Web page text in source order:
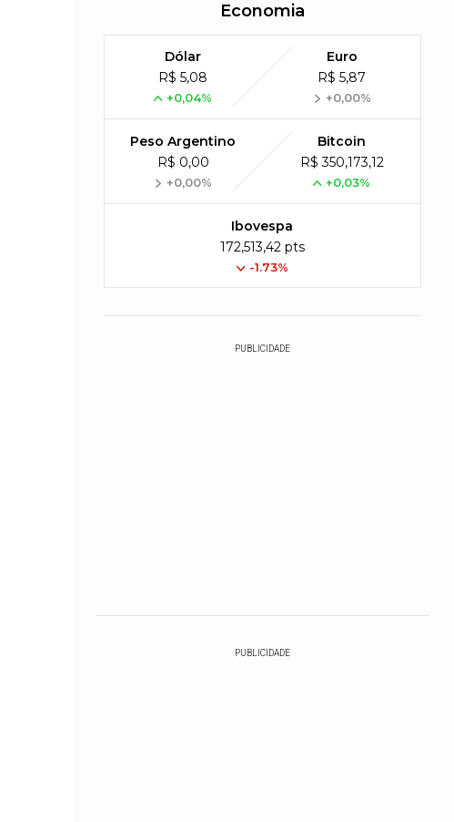
Economia
Dólar
R$ 5,08
+0,04%
Euro
R$ 5,87
+0,00%
Peso Argentino
R$ 0,00
+0,00%
Bitcoin
R$ 350,173,12
+0,03%
Ibovespa
172,513,42 pts
-1.73%
PUBLICIDADE
PUBLICIDADE